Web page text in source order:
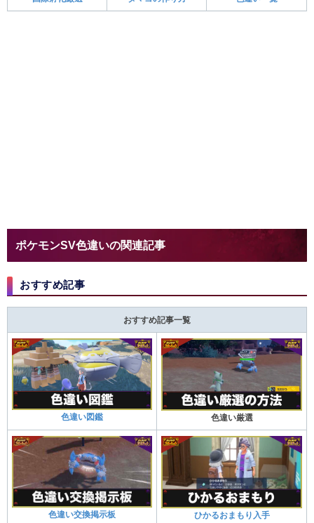
ポケモンSV色違いの関連記事
おすすめ記事
おすすめ記事一覧
色違い図鑑 色違い厳選
色違い交換掲示板 ひかるおまもり入手